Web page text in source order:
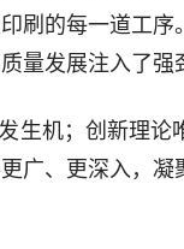
刷的每一道工
量发展注入了强
生机；创新理
广、更深入，